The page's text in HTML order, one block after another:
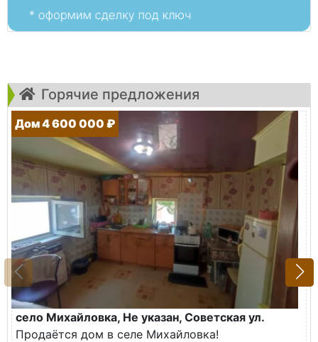
Горячие предложения
Дом 4 600 000 ₽
село Михайловка, Не указан, Советская ул.
Продаётся дом в селе Михайловка!